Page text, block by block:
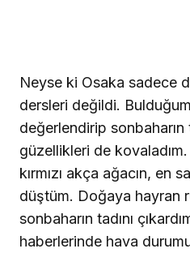
Neyse ki Osaka sadece
dersleri değildi. Bulduğum
değerlendirip sonbaharın
güzellikleri de
kırmızı akça ağacın, en
düştüm. Doğaya hayran
sonbaharın tadını
haberlerinde hava